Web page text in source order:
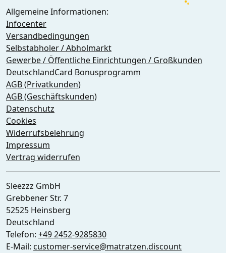
Allgemeine Informationen:
Infocenter
Versandbedingungen
Selbstabholer / Abholmarkt
Gewerbe / Öffentliche Einrichtungen / Großkunden
DeutschlandCard Bonusprogramm
AGB (Privatkunden)
AGB (Geschäftskunden)
Datenschutz
Cookies
Widerrufsbelehrung
Impressum
Vertrag widerrufen
Sleezzz GmbH
Grebbener Str. 7
52525 Heinsberg
Deutschland
Telefon: +49 2452-9285830
E-Mail: customer-service@matratzen.discount